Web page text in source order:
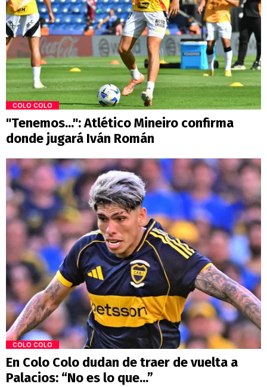
COLO COLO
"Tenemos...": Atlético Mineiro confirma
donde jugará Iván Román
COLO COLO
En Colo Colo dudan de traer de vuelta a
Palacios: “No es lo que...”